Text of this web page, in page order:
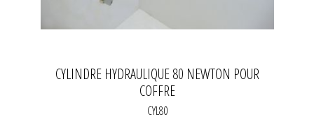
CYLINDRE HYDRAULIQUE 80 NEWTON POUR
COFFRE
CYL80